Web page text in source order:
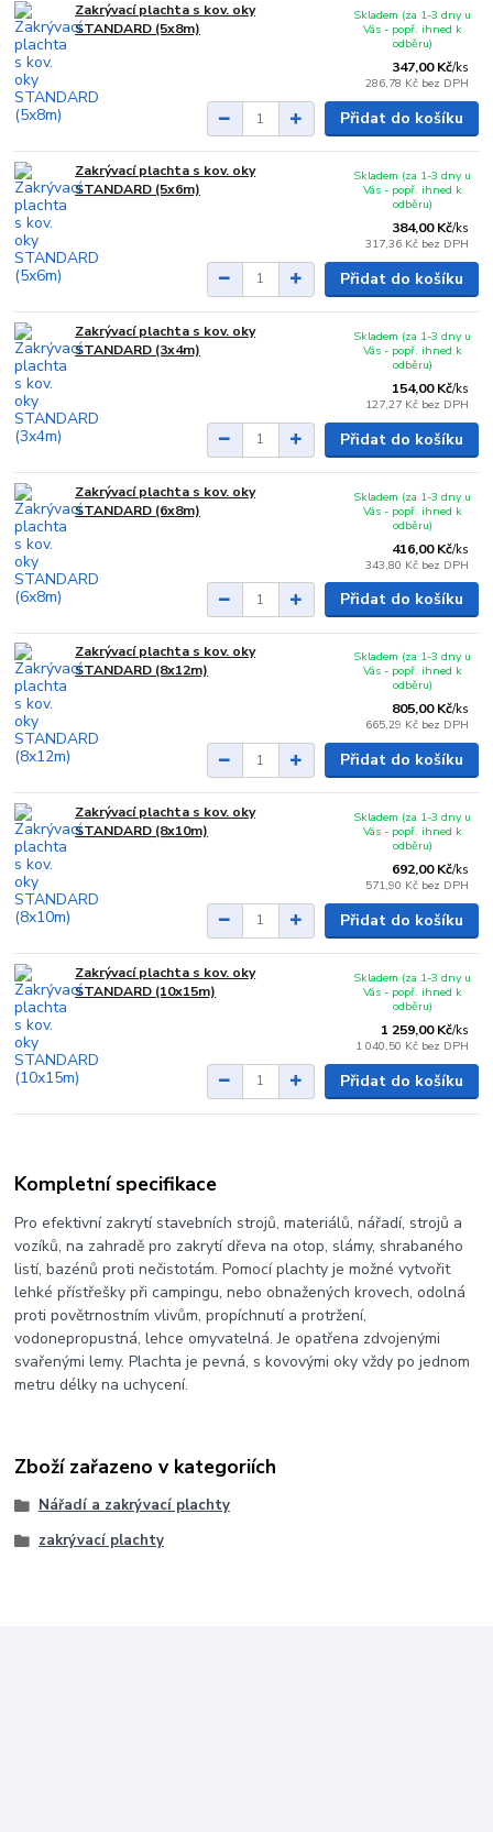
Zakrývací plachta s kov. oky
STANDARD (5x8m)
347,00 Kč/ks
286,78 Kč bez DPH
Skladem (za 1-3 dny u
Vás - popř. ihned k
odběru)
Přidat do košíku
Zakrývací plachta s kov. oky
STANDARD (5x6m)
384,00 Kč/ks
317,36 Kč bez DPH
Skladem (za 1-3 dny u
Vás - popř. ihned k
odběru)
Přidat do košíku
Zakrývací plachta s kov. oky
STANDARD (3x4m)
154,00 Kč/ks
127,27 Kč bez DPH
Skladem (za 1-3 dny u
Vás - popř. ihned k
odběru)
Přidat do košíku
Zakrývací plachta s kov. oky
STANDARD (6x8m)
416,00 Kč/ks
343,80 Kč bez DPH
Skladem (za 1-3 dny u
Vás - popř. ihned k
odběru)
Přidat do košíku
Zakrývací plachta s kov. oky
STANDARD (8x12m)
805,00 Kč/ks
665,29 Kč bez DPH
Skladem (za 1-3 dny u
Vás - popř. ihned k
odběru)
Přidat do košíku
Zakrývací plachta s kov. oky
STANDARD (8x10m)
692,00 Kč/ks
571,90 Kč bez DPH
Skladem (za 1-3 dny u
Vás - popř. ihned k
odběru)
Přidat do košíku
Zakrývací plachta s kov. oky
STANDARD (10x15m)
1 259,00 Kč/ks
1 040,50 Kč bez DPH
Skladem (za 1-3 dny u
Vás - popř. ihned k
odběru)
Přidat do košíku
Kompletní specifikace
Pro efektivní zakrytí stavebních strojů, materiálů, nářadí, strojů a
vozíků, na zahradě pro zakrytí dřeva na otop, slámy, shrabaného
listí, bazénů proti nečistotám. Pomocí plachty je možné vytvořit
lehké přístřešky při campingu, nebo obnažených krovech, odolná
proti povětrnostním vlivům, propíchnutí a protržení,
vodonepropustná, lehce omyvatelná. Je opatřena zdvojenými
svařenými lemy. Plachta je pevná, s kovovými oky vždy po jednom
metru délky na uchycení.
Zboží zařazeno v kategoriích
Nářadí a zakrývací plachty
zakrývací plachty